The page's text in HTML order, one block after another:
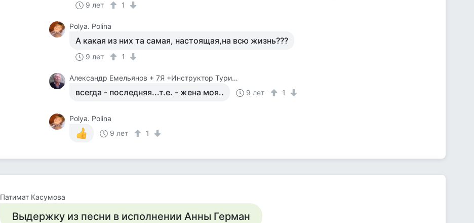
9 лет 1
Polya. Polina
А какая из них та самая, настоящая,на всю жизнь???
9 лет 1
Александр Емельянов + 7Я +Инструктор Туризма
всегда - последняя...т.е. - жена моя.. 9 лет 1
Polya. Polina
9 лет
1
Патимат Касумова
Выдержку из песни в исполнении Анны Герман